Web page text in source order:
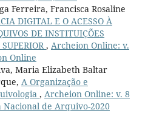
Ferreira, Francisca Rosaline
DIGITAL E O ACESSO À
DE INSTITUIÇÕES
, Archeion Online: v.
Online
Maria Elizabeth Baltar
A Organização e
, Archeion Online: v. 8
Nacional de Arquivo-2020